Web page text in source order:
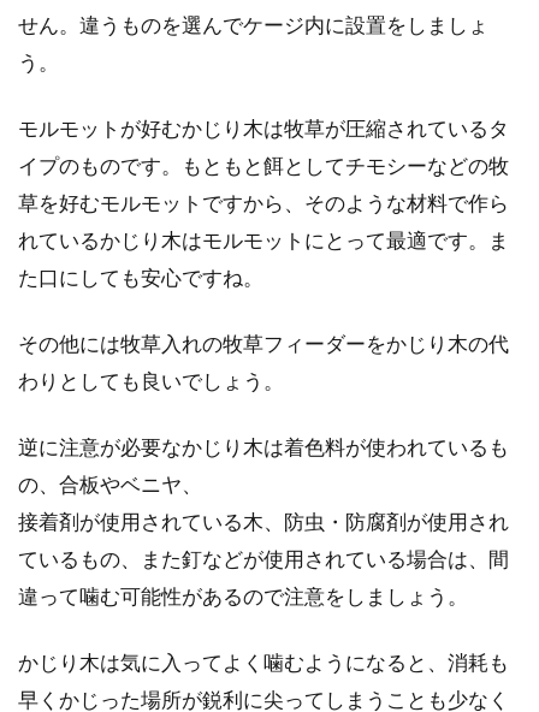
せん。違うものを選んでケージ内に設置をしましょ
う。
モルモットが好むかじり木は牧草が圧縮されているタ
イプのものです。もともと餌としてチモシーなどの牧
草を好むモルモットですから、そのような材料で作ら
れているかじり木はモルモットにとって最適です。ま
た口にしても安心ですね。
その他には牧草入れの牧草フィーダーをかじり木の代
わりとしても良いでしょう。
逆に注意が必要なかじり木は着色料が使われているも
の、合板やベニヤ、
接着剤が使用されている木、防虫・防腐剤が使用され
ているもの、また釘などが使用されている場合は、間
違って噛む可能性があるので注意をしましょう。
かじり木は気に入ってよく噛むようになると、消耗も
早くかじった場所が鋭利に尖ってしまうことも少なく